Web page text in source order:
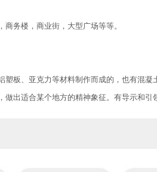
务楼，商业街，大型广场等等。
板、亚克力等材料制作而成的，也有混
出适合某个地方的精神象征。有导示和引